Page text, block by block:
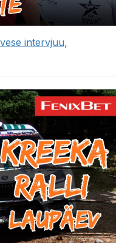
intervjuu,